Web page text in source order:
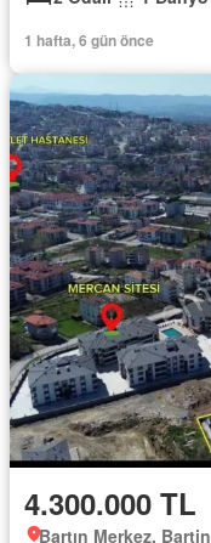
1 hafta, 6 gün önce
4.300.000 TL
Bartın Merkez, Bartin